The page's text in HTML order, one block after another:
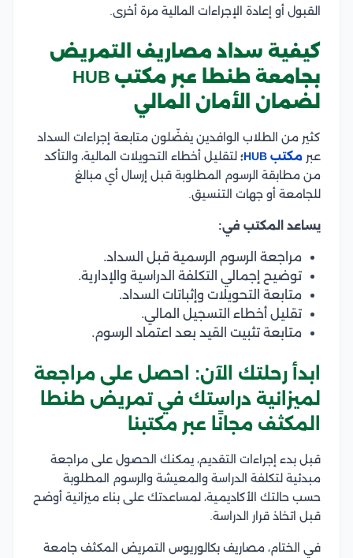
القبول أو إعادة الإجراءات المالية مرة أخرى.
كيفية سداد مصاريف التمريض
بجامعة طنطا عبر مكتب HUB
لضمان الأمان المالي
كثير من الطلاب الوافدين يفضّلون متابعة إجراءات السداد
عبر مكتب HUB ؛ لتقليل أخطاء التحويلات المالية، والتأكد
من مطابقة الرسوم المطلوبة قبل إرسال أي مبالغ
للجامعة أو جهات التنسيق.
يساعد المكتب في:
مراجعة الرسوم الرسمية قبل السداد.
توضيح إجمالي التكلفة الدراسية والإدارية.
متابعة التحويلات وإثباتات السداد.
تقليل أخطاء التسجيل المالي.
متابعة تثبيت القيد بعد اعتماد الرسوم.
ابدأ رحلتك الآن: احصل على مراجعة
لميزانية دراستك في تمريض طنطا
المكثف مجانًا عبر مكتبنا
قبل بدء إجراءات التقديم، يمكنك الحصول على مراجعة
مبدئية لتكلفة الدراسة والمعيشة والرسوم المطلوبة
حسب حالتك الأكاديمية، لمساعدتك على بناء ميزانية أوضح
قبل اتخاذ قرار الدراسة.
في الختام، مصاريف بكالوريوس التمريض المكثف جامعة